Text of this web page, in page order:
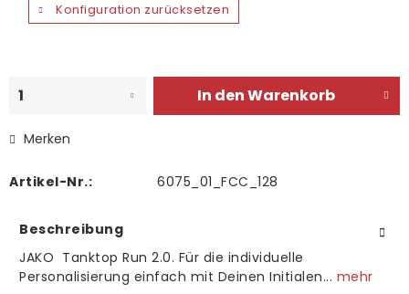
Konfiguration zurücksetzen
In denWarenkorb
Merken
Artikel-Nr.: 6075_01_FCC_128
Beschreibung
JAKO Tanktop Run 2.0. Für die individuelle
Personalisierung einfach mit Deinen Initialen... mehr